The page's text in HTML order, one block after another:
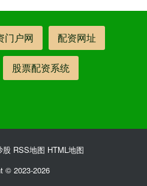
门户网 配资网址
股票配资系统
股 RSS地图 HTML地图
© 2023-2026